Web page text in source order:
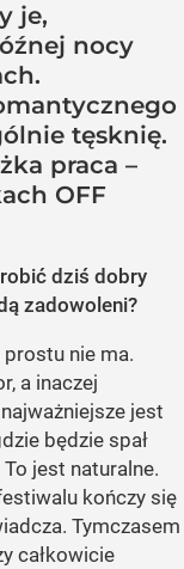
je,
nocy
tęsknię.
praca –
OFF
dziś dobry
zadowoleni?
nie ma.
a inaczej
jest
będzie spał
To jest naturalne.
kończy się
Tymczasem
całkowicie